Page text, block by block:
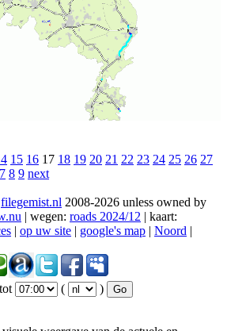
15 16 17 18 19 20 21 22 23 24 25 26 27
7 8 9 next
filegemist.nl 2008-2026 unless owned by
| wegen: roads 2024/12 | kaart:
| op uw site | google's map | Noord |
tot ( )